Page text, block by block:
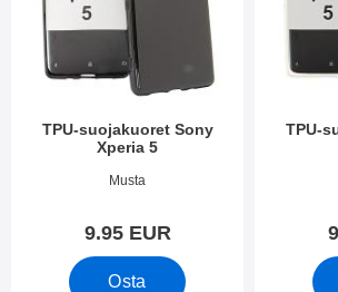
TPU-suojakuoret Sony
Xperia 5
Tuote.nro 33611
Musta
9.95 EUR
Osta
TPU-